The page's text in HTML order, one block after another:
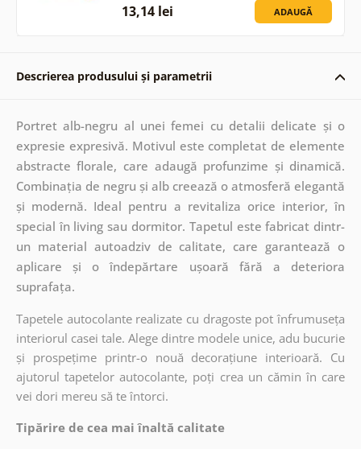
13,14 lei ADAUGĂ
Descrierea produsului și parametrii
Portret alb-negru al unei femei cu detalii delicate și o
expresie expresivă. Motivul este completat de elemente
abstracte florale, care adaugă profunzime și dinamică.
Combinația de negru și alb creează o atmosferă elegantă
și modernă. Ideal pentru a revitaliza orice interior, în
special în living sau dormitor. Tapetul este fabricat dintr-
un material autoadziv de calitate, care garantează o
aplicare și o îndepărtare ușoară fără a deteriora
suprafața.
Tapetele autocolante realizate cu dragoste pot înfrumuseța
interiorul casei tale. Alege dintre modele unice, adu bucurie
și prospețime printr-o nouă decorațiune interioară. Cu
ajutorul tapetelor autocolante, poți crea un cămin în care
vei dori mereu să te întorci.
Tipărire de cea mai înaltă calitate